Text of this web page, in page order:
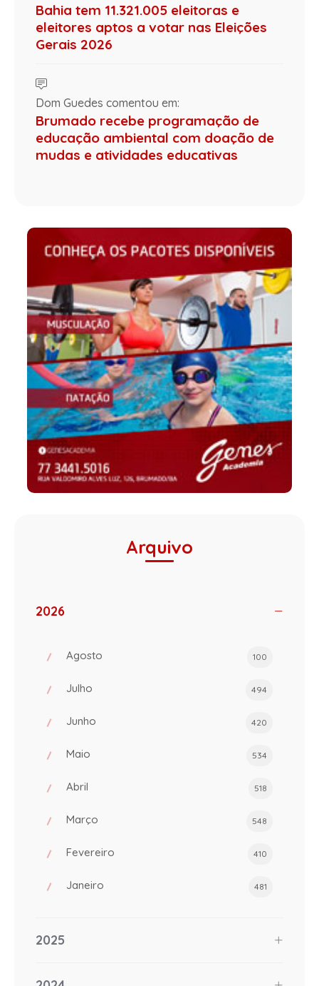
Bahia tem 11.321.005 eleitoras e
eleitores aptos a votar nas Eleições
Gerais 2026
Dom Guedes comentou em:
Brumado recebe programação de
educação ambiental com doação de
mudas e atividades educativas
Arquivo
2026
Agosto 100
Julho 494
Junho 420
Maio 534
Abril 518
Março 548
Fevereiro 410
Janeiro 481
2025